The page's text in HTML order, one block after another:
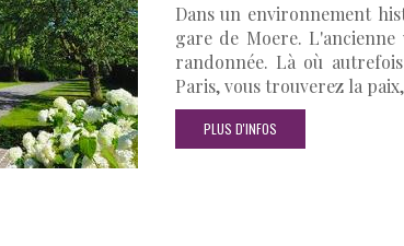
Dans un environnement
gare de Moere.
randonnée. Là où
Paris, vous trouverez la
PLUS D'INFOS